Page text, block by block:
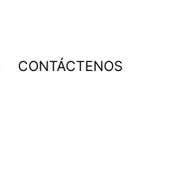
CONTÁCTENOS